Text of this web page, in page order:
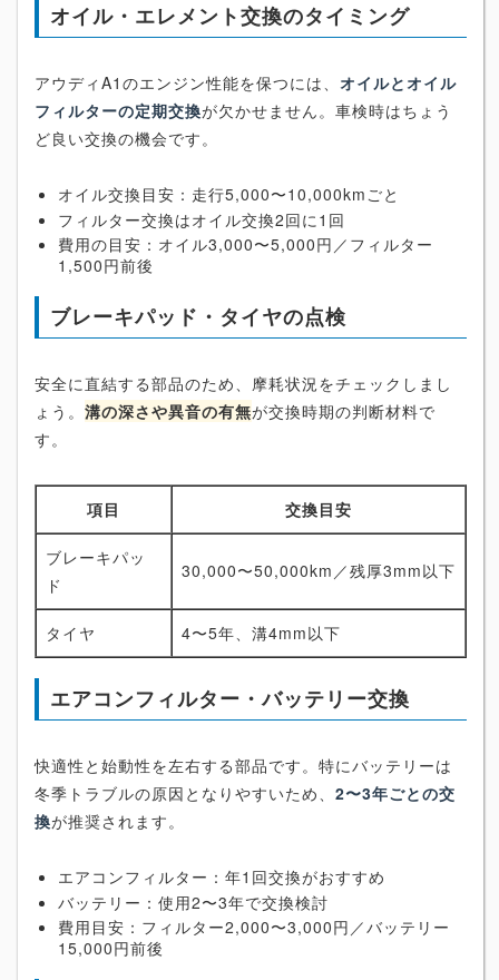
オイル・エレメント交換のタイミング
アウディA1のエンジン性能を保つには、 オイルとオイル
フィルターの定期交換が欠かせません。車検時はちょう
ど良い交換の機会です。
オイル交換目安：走行5,000〜10,000kmごと
フィルター交換はオイル交換2回に1回
費用の目安：オイル3,000〜5,000円／フィルター
1,500円前後
ブレーキパッド・タイヤの点検
安全に直結する部品のため、摩耗状況をチェックしまし
ょう。 溝の深さや異音の有無が交換時期の判断材料で
す。
項目 交換目安
ブレーキパッ
ド
30,000〜50,000km／残厚3mm以下
タイヤ 4〜5年、溝4mm以下
エアコンフィルター・バッテリー交換
快適性と始動性を左右する部品です。特にバッテリーは
冬季トラブルの原因となりやすいため、 2〜3年ごとの交
換が推奨されます。
エアコンフィルター：年1回交換がおすすめ
バッテリー：使用2〜3年で交換検討
費用目安：フィルター2,000〜3,000円／バッテリー
15,000円前後